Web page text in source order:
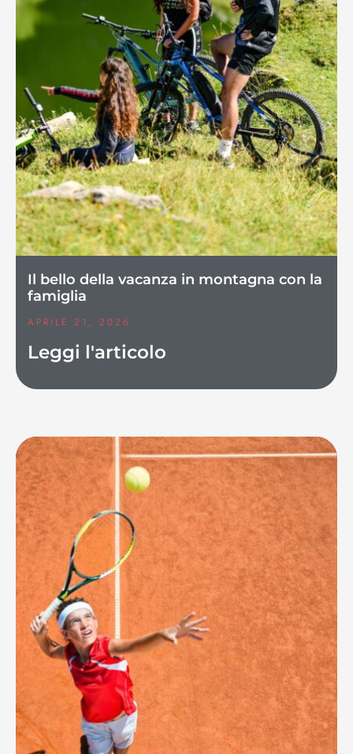
Il bello della vacanza in montagna con la
famiglia
APRILE 21, 2026
Leggi l'articolo